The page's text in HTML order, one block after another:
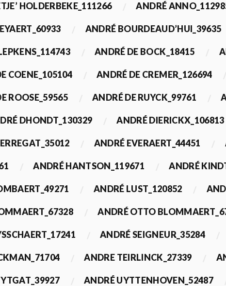
HOLDERBEKE_111266 ANDRÉ
ANDRÉ BOURDEAUD’HUI_39635
ANDRÉ DE BOCK_18415
COENE_105104 ANDRÉ DE CREMER_126694
ROOSE_59565 ANDRÉ DE RUYCK_99761
DHONDT_130329 ANDRÉ DIERICKX_106813
ANDRÉ EVERAERT_44451
ANDRÉ HANTSON_119671 ANDRÉ
ANDRÉ LUST_120852
ANDRÉ OTTO
ANDRÉ SEIGNEUR_35284
ANDRE TEIRLINCK_27339
ANDRÉ UYTTENHOVEN_52487